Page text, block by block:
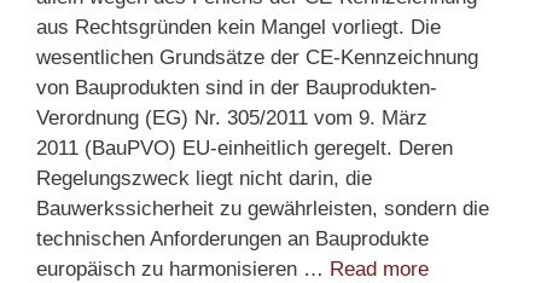
aus Rechtsgründen kein Mangel vorliegt. Die
wesentlichen Grundsätze der CE-Kennzeichnung
von Bauprodukten sind in der Bauprodukten-
Verordnung (EG) Nr. 305/2011 vom 9. März
2011 (BauPVO) EU-einheitlich geregelt. Deren
Regelungszweck liegt nicht darin, die
Bauwerkssicherheit zu gewährleisten, sondern die
technischen Anforderungen an Bauprodukte
europäisch zu harmonisieren … Read moreFehlende